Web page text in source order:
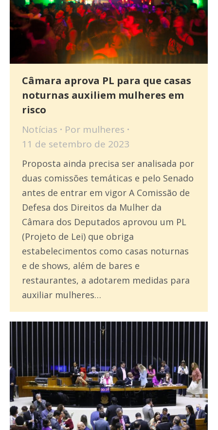
Câmara aprova PL para que casas
noturnas auxiliem mulheres em
risco
Notícias Por mulheres
11 de setembro de 2023
Proposta ainda precisa ser analisada por
duas comissões temáticas e pelo Senado
antes de entrar em vigor A Comissão de
Defesa dos Direitos da Mulher da
Câmara dos Deputados aprovou um PL
(Projeto de Lei) que obriga
estabelecimentos como casas noturnas
e de shows, além de bares e
restaurantes, a adotarem medidas para
auxiliar mulheres…